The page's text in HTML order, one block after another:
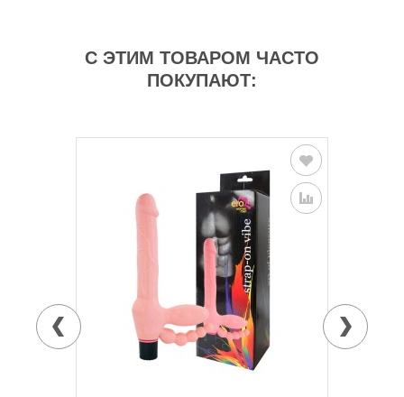
С ЭТИМ ТОВАРОМ ЧАСТО
ПОКУПАЮТ: